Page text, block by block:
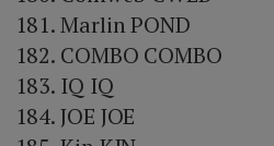
Marlin POND
COMBO COMBO
IQ IQ
JOE JOE